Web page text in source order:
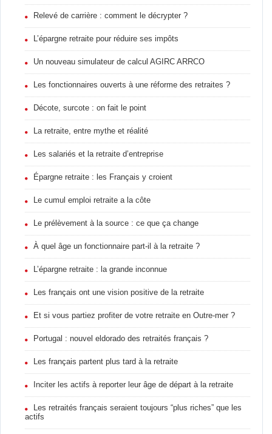
Relevé de carrière : comment le décrypter ?
L’épargne retraite pour réduire ses impôts
Un nouveau simulateur de calcul AGIRC ARRCO
Les fonctionnaires ouverts à une réforme des retraites ?
Décote, surcote : on fait le point
La retraite, entre mythe et réalité
Les salariés et la retraite d’entreprise
Épargne retraite : les Français y croient
Le cumul emploi retraite a la côte
Le prélèvement à la source : ce que ça change
À quel âge un fonctionnaire part-il à la retraite ?
L’épargne retraite : la grande inconnue
Les français ont une vision positive de la retraite
Et si vous partiez profiter de votre retraite en Outre-mer ?
Portugal : nouvel eldorado des retraités français ?
Les français partent plus tard à la retraite
Inciter les actifs à reporter leur âge de départ à la retraite
Les retraités français seraient toujours “plus riches” que les
actifs